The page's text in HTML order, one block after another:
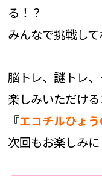
る！？
みんなで挑戦し
脳トレ、謎トレ
楽しみいただけ
『エコチルひょ
次回もお楽しみに